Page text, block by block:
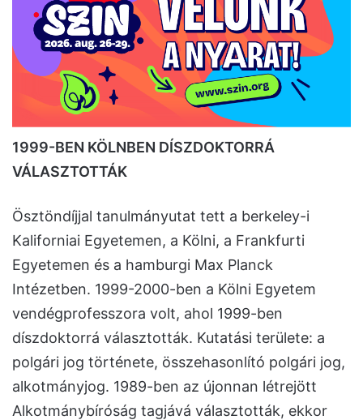
1999-BEN KÖLNBEN DÍSZDOKTORRÁ
VÁLASZTOTTÁK
Ösztöndíjjal tanulmányutat tett a berkeley-i
Kaliforniai Egyetemen, a Kölni, a Frankfurti
Egyetemen és a hamburgi Max Planck
Intézetben. 1999-2000-ben a Kölni Egyetem
vendégprofesszora volt, ahol 1999-ben
díszdoktorrá választották. Kutatási területe: a
polgári jog története, összehasonlító polgári jog,
alkotmányjog. 1989-ben az újonnan létrejött
Alkotmánybíróság tagjává választották, ekkor